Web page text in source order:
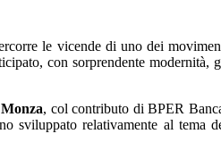
le vicende di uno dei
con sorprendente modernità,
, col contributo di BPER
sviluppato relativamente al tema